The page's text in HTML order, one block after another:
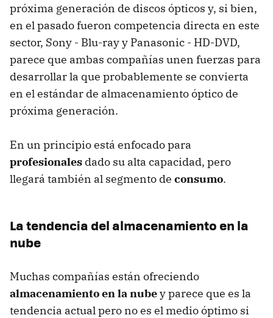
próxima generación de discos ópticos y, si bien,
en el pasado fueron competencia directa en este
sector, Sony - Blu-ray y Panasonic - HD-DVD,
parece que ambas compañías unen fuerzas para
desarrollar la que probablemente se convierta
en el estándar de almacenamiento óptico de
próxima generación.
En un principio está enfocado para
profesionales dado su alta capacidad, pero
llegará también al segmento de consumo.
La tendencia del almacenamiento en la
nube
Muchas compañías están ofreciendo
almacenamiento en la nubey parece que es la
tendencia actual pero no es el medio óptimo si